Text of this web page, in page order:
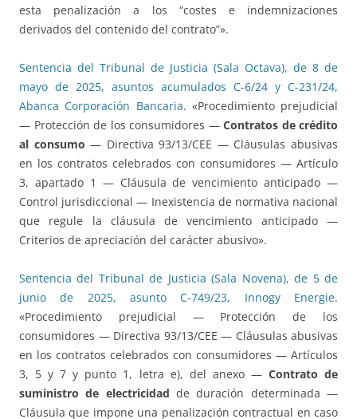
esta penalización a los “costes e indemnizaciones
derivados del contenido del contrato”».
Sentencia del Tribunal de Justicia (Sala Octava), de 8 de
mayo de 2025, asuntos acumulados C-6/24 y C-231/24,
Abanca Corporación Bancaria. «Procedimiento prejudicial
— Protección de los consumidores — Contratos de crédito
al consumo — Directiva 93/13/CEE — Cláusulas abusivas
en los contratos celebrados con consumidores — Artículo
3, apartado 1 — Cláusula de vencimiento anticipado —
Control jurisdiccional — Inexistencia de normativa nacional
que regule la cláusula de vencimiento anticipado —
Criterios de apreciación del carácter abusivo».
Sentencia del Tribunal de Justicia (Sala Novena), de 5 de
junio de 2025, asunto C-749/23, Innogy Energie.
«Procedimiento prejudicial — Protección de los
consumidores — Directiva 93/13/CEE — Cláusulas abusivas
en los contratos celebrados con consumidores — Artículos
3, 5 y 7 y punto 1, letra e), del anexo — Contrato de
suministro de electricidad de duración determinada —
Cláusula que impone una penalización contractual en caso